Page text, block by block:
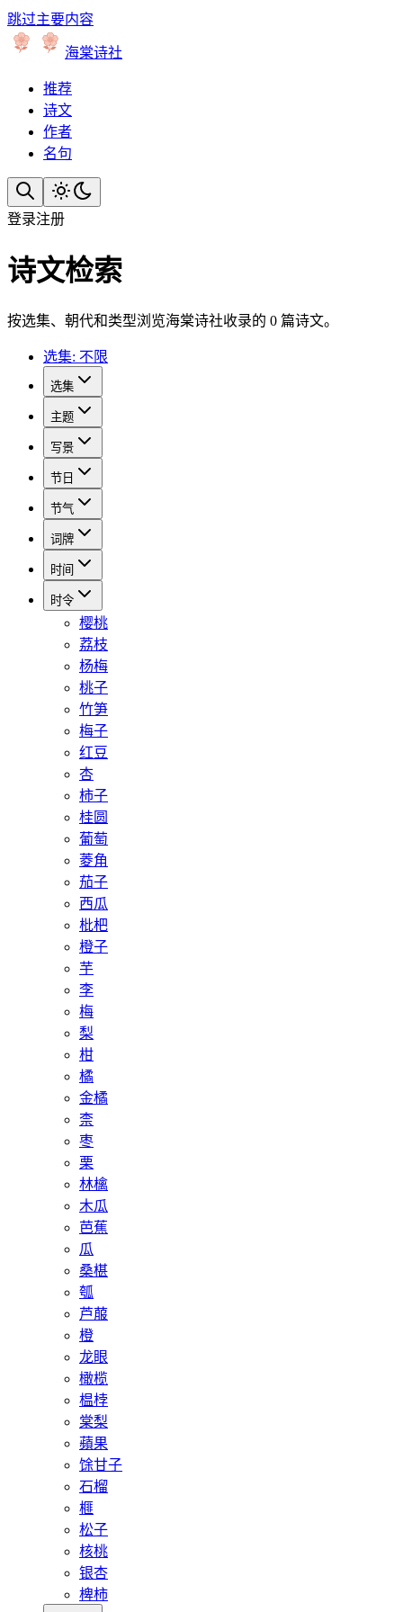
跳过主要内容
海棠诗社
推荐
诗文
作者
名句
登录注册
诗文检索
按选集、朝代和类型浏览海棠诗社收录的 0 篇诗文。
选集: 不限
选集
主题
写景
节日
节气
词牌
时间
时令
樱桃
荔枝
杨梅
桃子
竹笋
梅子
红豆
杏
柿子
桂圆
葡萄
菱角
茄子
西瓜
枇杷
橙子
芋
李
梅
梨
柑
橘
金橘
柰
枣
栗
林檎
木瓜
芭蕉
瓜
桑椹
瓠
芦菔
橙
龙眼
橄榄
榅桲
棠梨
蘋果
馀甘子
石榴
榧
松子
核桃
银杏
椑柿